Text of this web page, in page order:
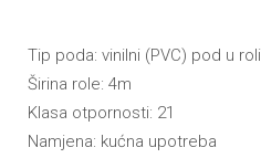
Tip poda: vinilni (PVC) pod u roli
Širina role: 4m
Klasa otpornosti: 21
Namjena: kućna upotreba